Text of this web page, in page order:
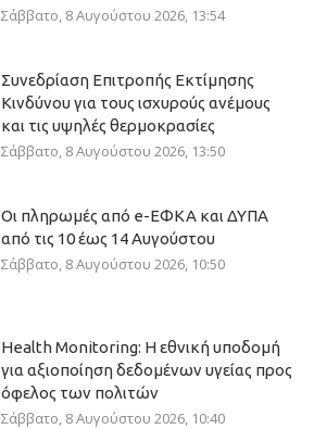
Σάββατο, 8 Αυγούστου 2026, 13:54
Συνεδρίαση Επιτροπής Εκτίμησης
Κινδύνου για τους ισχυρούς ανέμους
και τις υψηλές θερμοκρασίες
Σάββατο, 8 Αυγούστου 2026, 13:50
Οι πληρωμές από e-ΕΦΚΑ και ΔΥΠΑ
από τις 10 έως 14 Αυγούστου
Σάββατο, 8 Αυγούστου 2026, 10:50
Health Monitoring: Η εθνική υποδομή
για αξιοποίηση δεδομένων υγείας προς
όφελος των πολιτών
Σάββατο, 8 Αυγούστου 2026, 10:40